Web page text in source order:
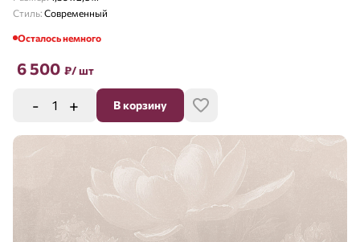
Стиль: Современный
Осталось немного
6 500 ₽/ шт
- + В корзину